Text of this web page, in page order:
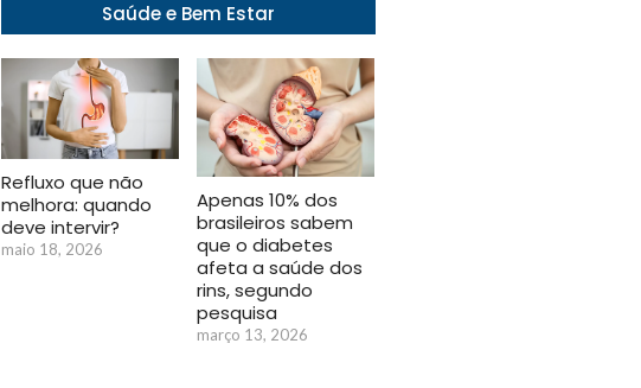
Saúde e Bem Estar
Refluxo que não
melhora: quando
deve intervir?
maio 18, 2026
Apenas 10% dos
brasileiros sabem
que o diabetes
afeta a saúde dos
rins, segundo
pesquisa
março 13, 2026